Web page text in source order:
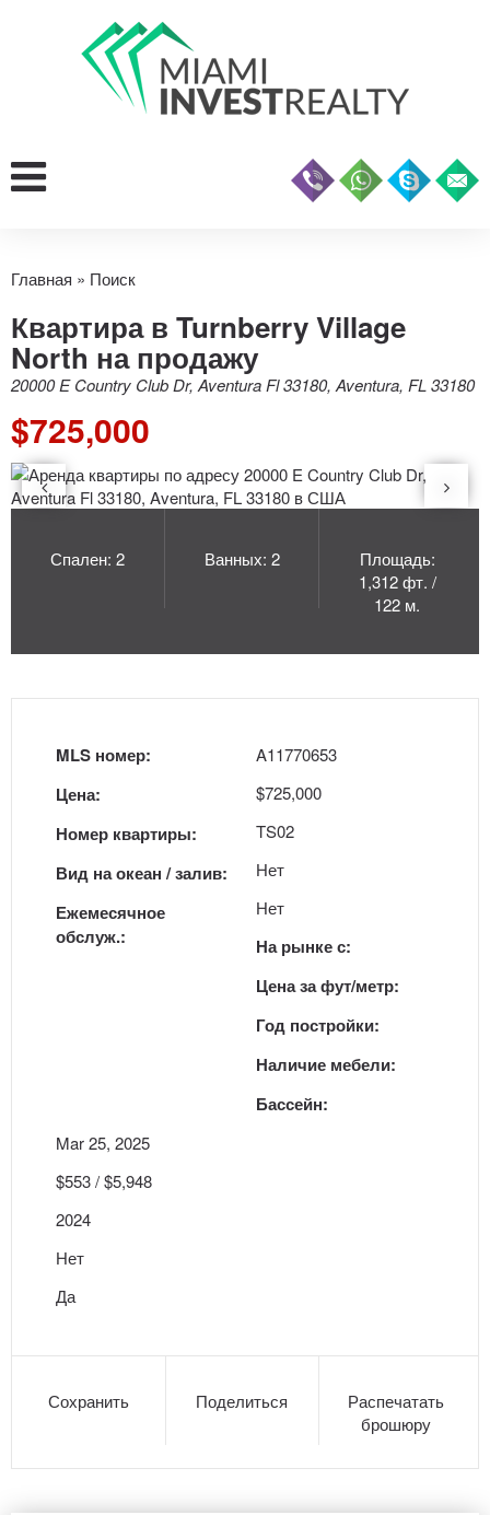
Главная » Поиск
Квартира в Turnberry Village
North на продажу
20000 E Country Club Dr, Aventura Fl 33180, Aventura, FL 33180
$725,000
Спален: 2 Ванных: 2
Площадь:
1,312 фт. /
122 м.
MLS номер:
Цена:
Номер квартиры:
Вид на океан / залив:
Ежемесячное
обслуж.:
A11770653
$725,000
TS02
Нет
Нет
На рынке с:
Цена за фут/метр:
Год постройки:
Наличие мебели:
Бассейн:
Mar 25, 2025
$553 / $5,948
2024
Нет
Да
Сохранить Поделиться
Распечатать
брошюру